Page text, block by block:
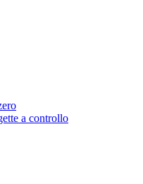
a controllo